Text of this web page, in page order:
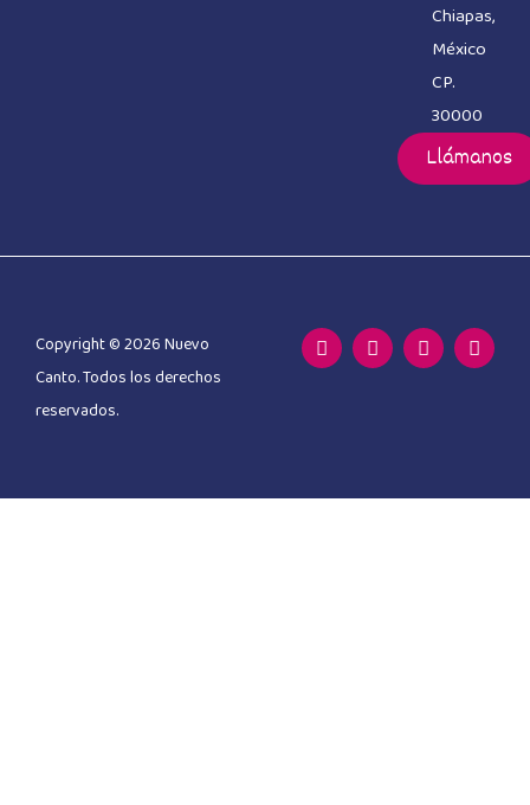
Chiapas,
México
CP.
30000
Llámanos
Copyright © 2026 Nuevo
Canto. Todos los derechos
reservados.